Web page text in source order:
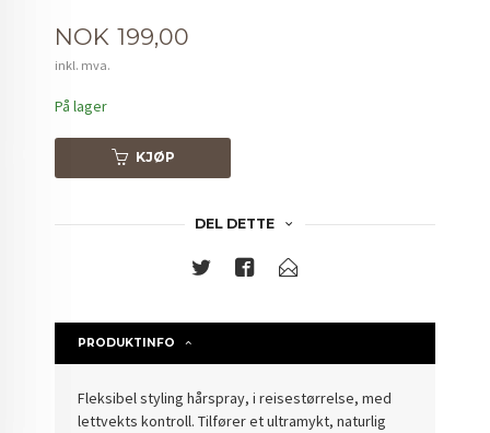
Pris
NOK 199,00
inkl. mva.
På lager
KJØP
DEL DETTE
PRODUKTINFO
Fleksibel styling hårspray, i reisestørrelse, med
lettvekts kontroll. Tilfører et ultramykt, naturlig